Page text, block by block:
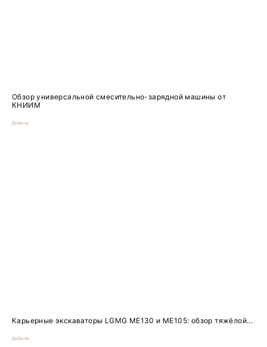
Обзор универсальной смесительно-зарядной машины от
КНИИМ
Добыча
Карьерные экскаваторы LGMG ME130 и ME105: обзор тяжёлой...
Добыча